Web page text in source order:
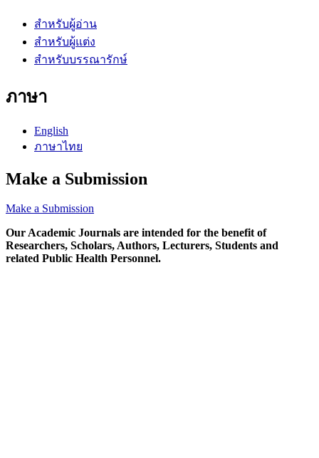
สำหรับผู้อ่าน
สำหรับผู้แต่ง
สำหรับบรรณารักษ์
ภาษา
English
ภาษาไทย
Make a Submission
Make a Submission
Our Academic Journals are intended for the benefit of
Researchers, Scholars, Authors, Lecturers, Students and
related Public Health Personnel.